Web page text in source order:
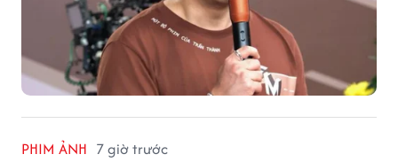
PHIM ẢNH 7 giờ trước